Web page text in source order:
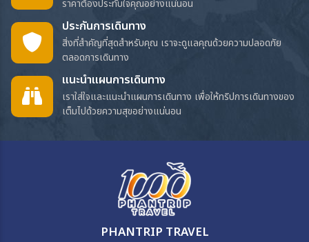
ราคาต้องประทับใจคุณอย่างแน่นอน
ประกันการเดินทาง
สิ่งที่สำคัญที่สุดสำหรับคุณ เราจะดูแลคุณด้วยความปลอดภัย
ตลอดการเดินทาง
แนะนำแผนการเดินทาง
เราใส่ใจและแนะนำแผนการเดินทาง เพื่อให้ทริปการเดินทางของ
เต็มไปด้วยความสุขอย่างแน่นอน
PHANTRIP TRAVEL